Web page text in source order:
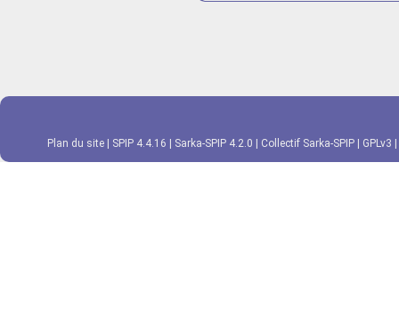
Plan du site SPIP 4.4.16 Sarka-SPIP 4.2.0 Collectif Sarka-SPIP GPLv3